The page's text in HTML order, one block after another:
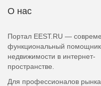
О нас
Портал EEST.RU —
функциональный
недвижимости в интернет-
пространстве.
Для профессионалов